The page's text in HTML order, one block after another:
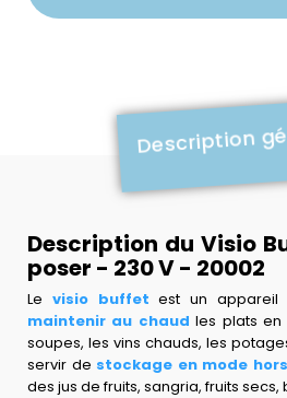
Description
Description du Visio
poser - 230 V - 20002
Le visio buffet est un appareil
maintenir au chaud les plats en
soupes, les vins chauds, les
servir de stockage en mode
des jus de fruits, sangria, fruits secs,